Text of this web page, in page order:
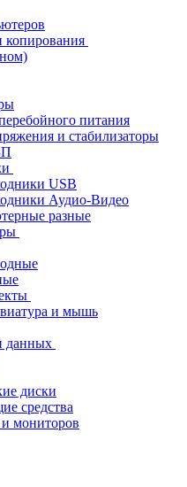
копирования
питания
и стабилизаторы
USB
Аудио-Видео
разные
и мышь
данных
диски
средства
мониторов